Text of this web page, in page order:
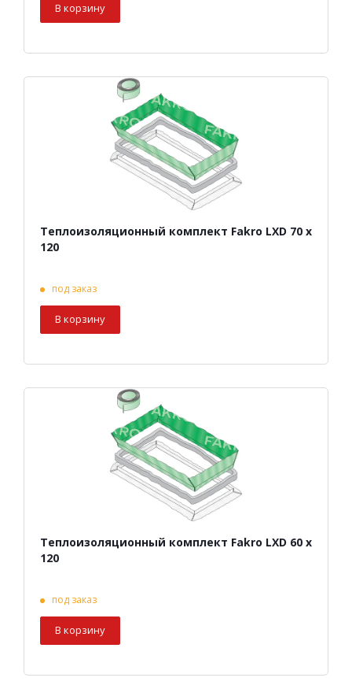
В корзину
Теплоизоляционный комплект Fakro LXD 70 х
120
под заказ
В корзину
Теплоизоляционный комплект Fakro LXD 60 х
120
под заказ
В корзину